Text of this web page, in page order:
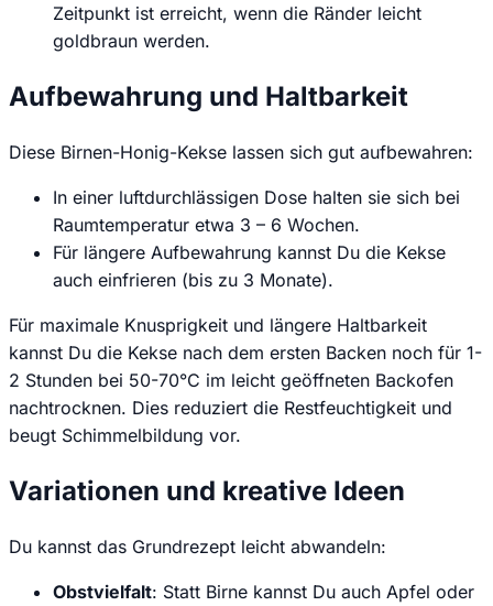
Zeitpunkt ist erreicht, wenn die Ränder leicht
goldbraun werden.
Aufbewahrung und Haltbarkeit
Diese Birnen-Honig-Kekse lassen sich gut aufbewahren:
In einer luftdurchlässigen Dose halten sie sich bei
Raumtemperatur etwa 3 – 6 Wochen.
Für längere Aufbewahrung kannst Du die Kekse
auch einfrieren (bis zu 3 Monate).
Für maximale Knusprigkeit und längere Haltbarkeit
kannst Du die Kekse nach dem ersten Backen noch für 1-
2 Stunden bei 50-70°C im leicht geöffneten Backofen
nachtrocknen. Dies reduziert die Restfeuchtigkeit und
beugt Schimmelbildung vor.
Variationen und kreative Ideen
Du kannst das Grundrezept leicht abwandeln:
Obstvielfalt: Statt Birne kannst Du auch Apfel oder